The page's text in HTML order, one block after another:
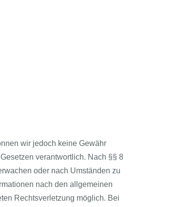
wir jedoch keine Gewähr
verantwortlich. Nach §§ 8
oder nach Umständen zu
nach den allgemeinen
Rechtsverletzung möglich. Bei